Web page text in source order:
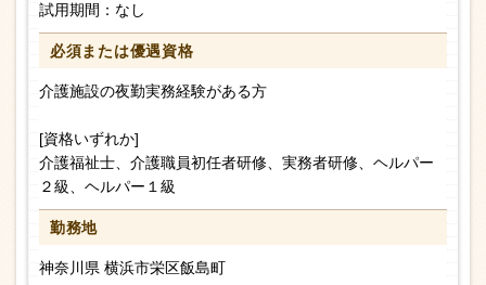
試用期間：なし
必須または優遇資格
介護施設の夜勤実務経験がある方
[資格いずれか]
介護福祉士、介護職員初任者研修、実務者研修、ヘルパー
２級、ヘルパー１級
勤務地
神奈川県 横浜市栄区飯島町